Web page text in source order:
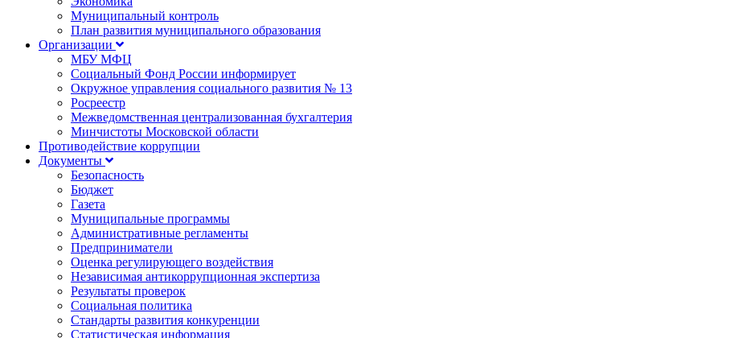
Муниципальный контроль
План развития муниципального образования
Организации
МБУ МФЦ
Социальный Фонд России информирует
Окружное управления социального развития № 13
Росреестр
Межведомственная централизованная бухгалтерия
Минчистоты Московской области
Противодействие коррупции
Документы
Безопасность
Бюджет
Газета
Муниципальные программы
Административные регламенты
Предприниматели
Оценка регулирующего воздействия
Независимая антикоррупционная экспертиза
Результаты проверок
Социальная политика
Стандарты развития конкуренции
Статистическая информация